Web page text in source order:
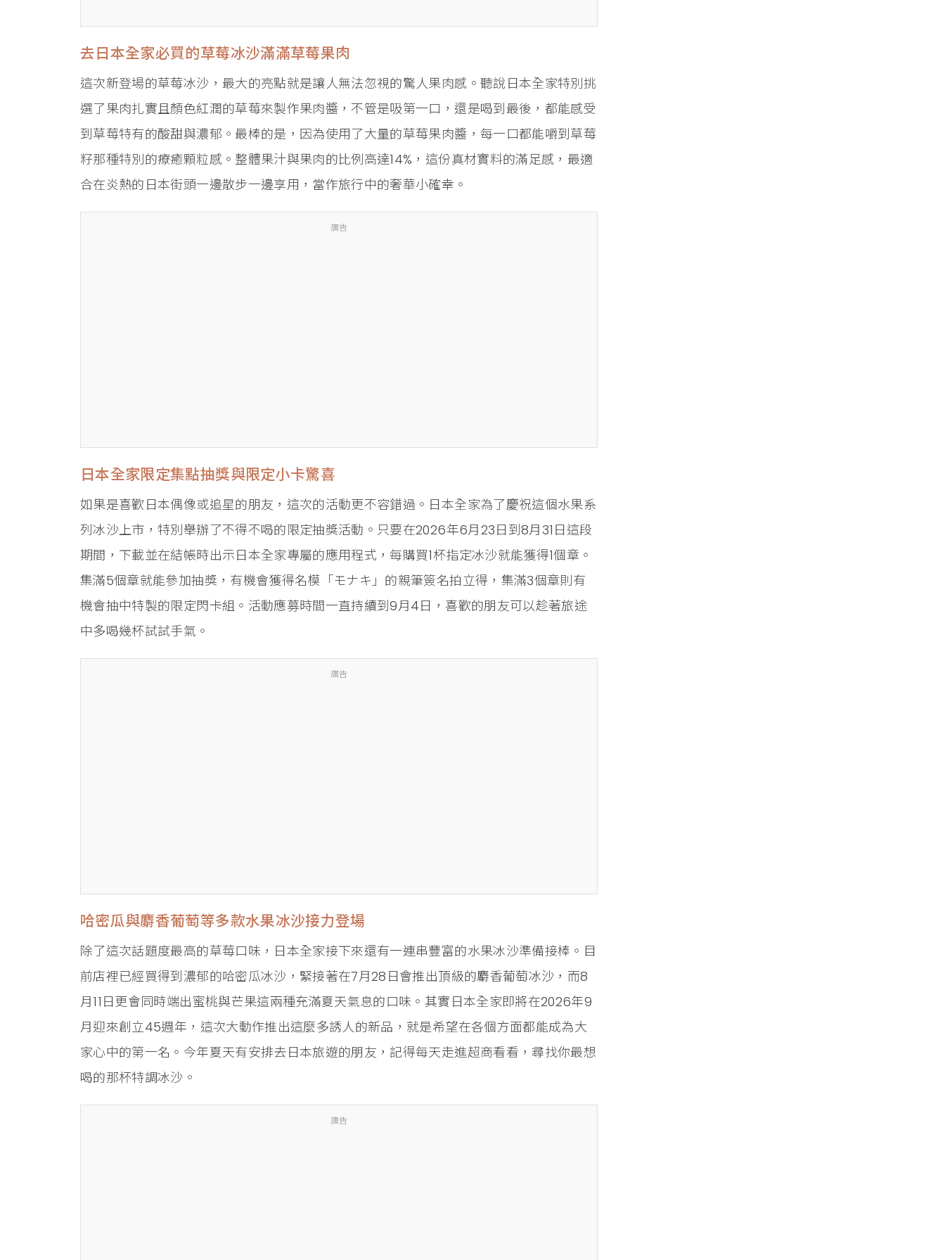
去日本全家必買的草莓冰沙滿滿草莓果肉
這次新登場的草莓冰沙，最大的亮點就是讓人無法忽視的驚人果肉感。聽說日本全家特別挑
選了果肉扎實且顏色紅潤的草莓來製作果肉醬，不管是吸第一口，還是喝到最後，都能感受
到草莓特有的酸甜與濃郁。最棒的是，因為使用了大量的草莓果肉醬，每一口都能嚼到草莓
籽那種特別的療癒顆粒感。整體果汁與果肉的比例高達14%，這份真材實料的滿足感，最適
合在炎熱的日本街頭一邊散步一邊享用，當作旅行中的奢華小確幸。
廣告
日本全家限定集點抽獎與限定小卡驚喜
如果是喜歡日本偶像或追星的朋友，這次的活動更不容錯過。日本全家為了慶祝這個水果系
列冰沙上市，特別舉辦了不得不喝的限定抽獎活動。只要在2026年6月23日到8月31日這段
期間，下載並在結帳時出示日本全家專屬的應用程式，每購買1杯指定冰沙就能獲得1個章。
集滿5個章就能參加抽獎，有機會獲得名模「モナキ」的親筆簽名拍立得，集滿3個章則有
機會抽中特製的限定閃卡組。活動應募時間一直持續到9月4日，喜歡的朋友可以趁著旅途
中多喝幾杯試試手氣。
廣告
哈密瓜與麝香葡萄等多款水果冰沙接力登場
除了這次話題度最高的草莓口味，日本全家接下來還有一連串豐富的水果冰沙準備接棒。目
前店裡已經買得到濃郁的哈密瓜冰沙，緊接著在7月28日會推出頂級的麝香葡萄冰沙，而8
月11日更會同時端出蜜桃與芒果這兩種充滿夏天氣息的口味。其實日本全家即將在2026年9
月迎來創立45週年，這次大動作推出這麼多誘人的新品，就是希望在各個方面都能成為大
家心中的第一名。今年夏天有安排去日本旅遊的朋友，記得每天走進超商看看，尋找你最想
喝的那杯特調冰沙。
廣告